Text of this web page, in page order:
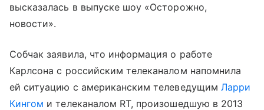
высказалась в выпуске шоу «Осторожно,
новости».
Собчак заявила, что информация о работе
Карлсона с российским телеканалом напомнила
ей ситуацию с американским телеведущим Ларри
Кингом и телеканалом RT, произошедшую в 2013